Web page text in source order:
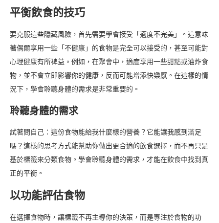
平衡飲食的技巧
要克服這些隱藏風險，首先需要學會接受「適度不完美」。這意味
著偶爾享用一些「不健康」的食物是完全可以接受的，甚至可能對
心理健康有所裨益。例如，在聚會中，適度享用一些甜點或油炸食
物，並不會立即影響你的健康，反而可能增添快樂感。在這樣的情
況下，學會聆聽身體的需求是非常重要的。
聆聽身體的需求
試著問自己：這份食物能給我什麼樣的營養？它能讓我感到滿足
嗎？這樣的思考方式能幫助你做出更合適的飲食選擇，而不再只是
基於標籤來分類食物。學會聆聽身體的需求，才能在飲食中找到真
正的平衡。
以功能評估食物
在選擇食物時，讓標籤不再主導你的決策，而是專注於食物的功